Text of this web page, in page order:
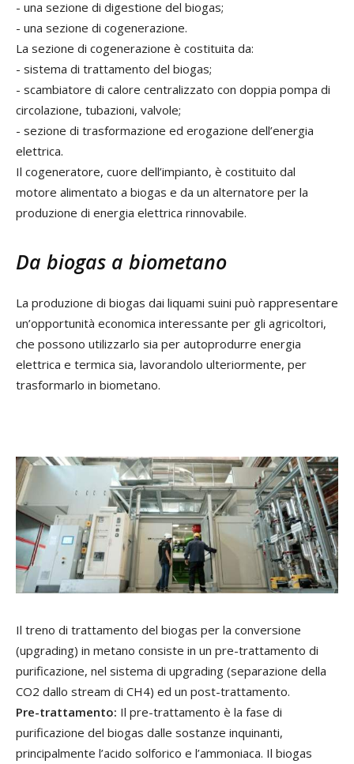
- una sezione di digestione del biogas;
- una sezione di cogenerazione.
La sezione di cogenerazione è costituita da:
- sistema di trattamento del biogas;
- scambiatore di calore centralizzato con doppia pompa di
circolazione, tubazioni, valvole;
- sezione di trasformazione ed erogazione dell’energia
elettrica.
Il cogeneratore, cuore dell’impianto, è costituito dal
motore alimentato a biogas e da un alternatore per la
produzione di energia elettrica rinnovabile.
Da biogas a biometano
La produzione di biogas dai liquami suini può rappresentare
un’opportunità economica interessante per gli agricoltori,
che possono utilizzarlo sia per autoprodurre energia
elettrica e termica sia, lavorandolo ulteriormente, per
trasformarlo in biometano.
Il treno di trattamento del biogas per la conversione
(upgrading) in metano consiste in un pre-trattamento di
purificazione, nel sistema di upgrading (separazione della
CO2 dallo stream di CH4) ed un post-trattamento.
Pre-trattamento: Il pre-trattamento è la fase di
purificazione del biogas dalle sostanze inquinanti,
principalmente l’acido solforico e l’ammoniaca. Il biogas